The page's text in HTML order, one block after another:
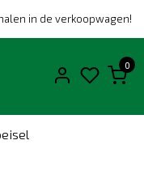
in de verkoopwagen!
0